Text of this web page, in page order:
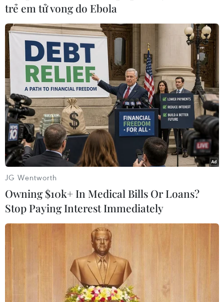
đàm phán tổ chức đoàn tụ cho thành viên các
gia đình bị ly tán.
Đây được xem là vấn đề nhân đạo cấp bách vì
phần lớn các thành viên gia đình bị ly tán đều
đã cao tuổi.
Tuy nhiên, Triều Tiên hiện vẫn giữ im lặng và
cắt đứt các kênh liên lạc liên Triều trong bối
cảnh căng thẳng có dấu hiệu leo thang trên Bán
đảo Triều Tiên./.
(TTXVN/Vietnam+)
trẻ em tử vong do Ebola
JG Wentworth
Owning $10k+ In Medical Bills Or Loans?
Stop Paying Interest Immediately